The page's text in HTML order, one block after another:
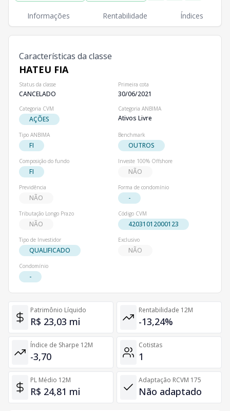
Classe
R$ 0,00 0
Informações Rentabilidade Índices
Características da classe
HATEU FIA
Status da classe
CANCELADO
Primeira cota
30/06/2021
Categoria CVM
AÇÕES
Categoria ANBIMA
Ativos Livre
Tipo ANBIMA
FI
Benchmark
OUTROS
Composição do fundo
FI
Investe 100% Offshore
NÃO
Previdência
NÃO
Forma de condomínio
-
Tributação Longo Prazo
NÃO
Código CVM
42031012000123
Tipo de Investidor
QUALIFICADO
Exclusivo
NÃO
Condomínio
-
Patrimônio Líquido
R$ 23,03 mi
Rentabilidade 12M
-13,24%
Índice de Sharpe 12M
-3,70
Cotistas
1
PL Médio 12M
R$ 24,81 mi
Adaptação RCVM 175
Não adaptado